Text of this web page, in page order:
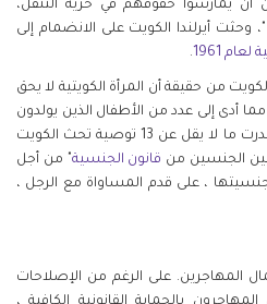
أن يمارسوا حقوقهم في حرية التنقل،
وحثت أيرلندا الكويت على الانضمام إلى
1961
.
من حقيقة أن المرأة الكويتية لا يحق
أدى إلى عدد من الأطفال الذين يولدون
عديمي الجنسية. ونتيجة لذلك ، صدرت ما لا يقل عن 13 توصية تحث الكويت
بين الجنسين من قانون الجنسية " من أجل
، على قدم المساواة مع الرجل ،
المهاجرين. على الرغم من الإصلاحات